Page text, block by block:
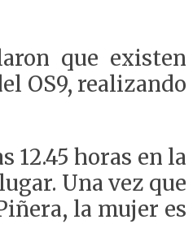
que existen
OS9, realizando
12.45 horas en la
Una vez que
la mujer es